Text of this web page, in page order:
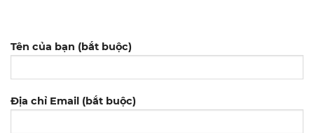
Tên của bạn (bắt buộc)
Địa chỉ Email (bắt buộc)